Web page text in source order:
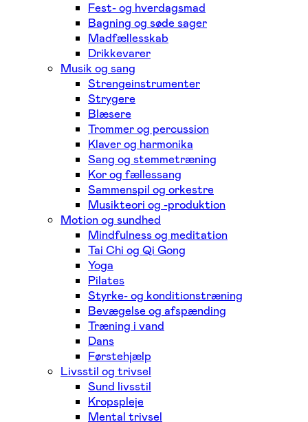
Fest- og hverdagsmad
Bagning og søde sager
Madfællesskab
Drikkevarer
Musik og sang
Strengeinstrumenter
Strygere
Blæsere
Trommer og percussion
Klaver og harmonika
Sang og stemmetræning
Kor og fællessang
Sammenspil og orkestre
Musikteori og -produktion
Motion og sundhed
Mindfulness og meditation
Tai Chi og Qi Gong
Yoga
Pilates
Styrke- og konditionstræning
Bevægelse og afspænding
Træning i vand
Dans
Førstehjælp
Livsstil og trivsel
Sund livsstil
Kropspleje
Mental trivsel